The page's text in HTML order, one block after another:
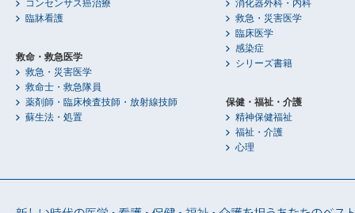
コンセンサス癌治療
臨牀看護
救命・救急医学
救急・災害医学
救命士・救急隊員
薬剤師・臨床検査技師・放射線技師
蘇生法・処置
消化器外科・内科
救急・災害医学
臨床医学
感染症
シリーズ書籍
保健・福祉・介護
精神保健福祉
福祉・介護
心理